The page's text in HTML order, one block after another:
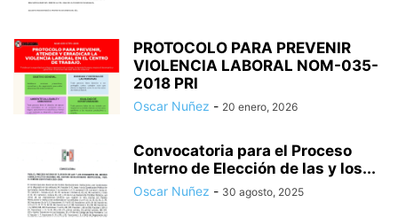
PROTOCOLO PARA PREVENIR
VIOLENCIA LABORAL NOM-035-
2018 PRI
Oscar Nuñez - 20 enero, 2026
Convocatoria para el Proceso
Interno de Elección de las y los...
Oscar Nuñez - 30 agosto, 2025